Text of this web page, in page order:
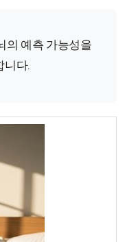
의 예측 가능성을
니다.